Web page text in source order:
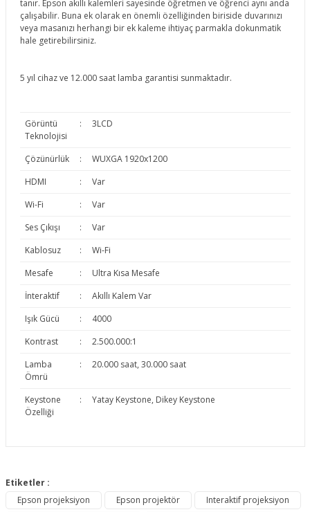
tanır. Epson akıllı kalemleri sayesinde öğretmen ve öğrenci aynı anda
çalışabilir. Buna ek olarak en önemli özelliğinden biriside duvarınızı
veya masanızı herhangi bir ek kaleme ihtiyaç parmakla dokunmatik
hale getirebilirsiniz.
5 yıl cihaz ve 12.000 saat lamba garantisi sunmaktadır.
Görüntü
Teknolojisi
: 3LCD
Çözünürlük :
WUXGA 1920x1200
HDMI
:
Var
Wi-Fi
:
Var
Ses Çıkışı
:
Var
Kablosuz
:
Wi-Fi
Mesafe
:
Ultra Kısa Mesafe
İnteraktif
:
Akıllı Kalem Var
Işık Gücü
:
4000
Kontrast
:
2.500.000:1
Lamba
Ömrü
: 20.000 saat, 30.000 saat
Keystone
Özelliği
: Yatay Keystone, Dikey Keystone
konularda yetersiz gördüğünüz noktaları öneri formunu
Görüş ve önerileriniz için teşekkür ederiz.
Etiketler :
Epson projeksiyon
Epson projektör
Interaktif projeksiyon